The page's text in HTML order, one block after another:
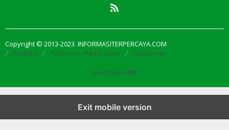
Copyright © 2013-2023. INFORMASITERPERCAYA.COM
Redaksi Pedoman Media Siber Disclaimer
Versi Non AMP
Exit mobile version